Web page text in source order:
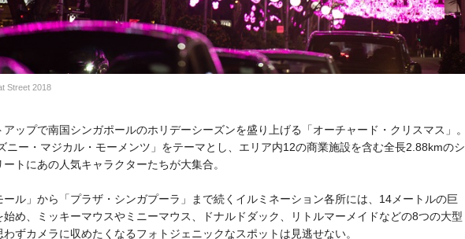
Street 2018
ップで南国シンガポールのホリデーシーズンを盛り上げる「オーチャード・クリスマス」。
ニー・マジカル・モーメンツ」をテーマとし、エリア内12の商業施設を含む全長2.88kmのシ
トにあの人気キャラクターたちが大集合。
ール」から「プラザ・シンガプーラ」まで続くイルミネーション各所には、14メートルの巨
始め、ミッキーマウスやミニーマウス、ドナルドダック、リトルマーメイドなどの8つの大型
ずカメラに収めたくなるフォトジェニックなスポットは見逃せない。